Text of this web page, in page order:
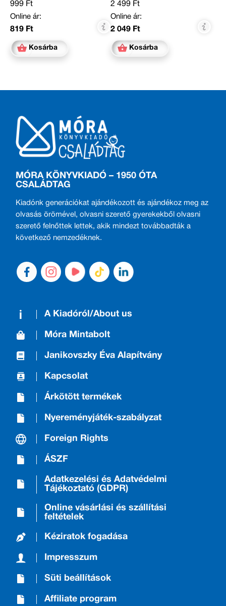
999 Ft
Online ár:
819 Ft
Kosárba
2 499 Ft
Online ár:
2 049 Ft
Kosárba
MÓRA KÖNYVKIADÓ – 1950 ÓTA
CSALÁDTAG
Kiadónk generációkat ajándékozott és ajándékoz meg az
olvasás örömével, olvasni szerető gyerekekből olvasni
szerető felnőttek lettek, akik mindezt továbbadták a
következő nemzedéknek.
A Kiadóról/About us
Móra Mintabolt
Janikovszky Éva Alapítvány
Kapcsolat
Árkötött termékek
Nyereményjáték-szabályzat
Foreign Rights
ÁSZF
Adatkezelési és Adatvédelmi
Tájékoztató (GDPR)
Online vásárlási és szállítási
feltételek
Kéziratok fogadása
Impresszum
Süti beállítások
Affiliate program